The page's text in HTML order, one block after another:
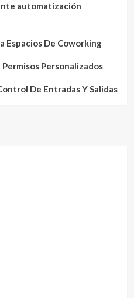
automatización
Espacios De Coworking
Personalizados
De Entradas Y Salidas